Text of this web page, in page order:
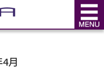
月